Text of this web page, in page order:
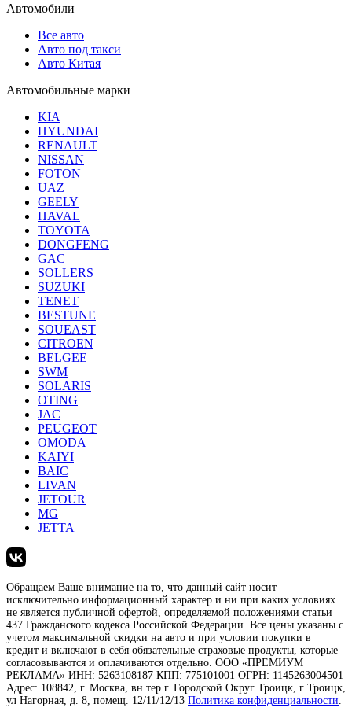
Автомобили
Все авто
Авто под такси
Авто Китая
Автомобильные марки
KIA
HYUNDAI
RENAULT
NISSAN
FOTON
UAZ
GEELY
HAVAL
TOYOTA
DONGFENG
GAC
SOLLERS
SUZUKI
TENET
BESTUNE
SOUEAST
CITROEN
BELGEE
SWM
SOLARIS
OTING
JAC
PEUGEOT
OMODA
KAIYI
BAIC
LIVAN
JETOUR
MG
JETTA
Обращаем Ваше внимание на то, что данный сайт носит
исключительно информационный характер и ни при каких условиях
не является публичной офертой, определяемой положениями статьи
437 Гражданского кодекса Российской Федерации. Все цены указаны с
учетом максимальной скидки на авто и при условии покупки в
кредит и включают в себя обязательные страховые продукты, которые
согласовываются и оплачиваются отдельно. ООО «ПРЕМИУМ
РЕКЛАМА» ИНН: 5263108187 КПП: 775101001 ОГРН: 1145263004501
Адрес: 108842, г. Москва, вн.тер.г. Городской Округ Троицк, г Троицк,
ул Нагорная, д. 8, помещ. 12/11/12/13 Политика конфиденциальности